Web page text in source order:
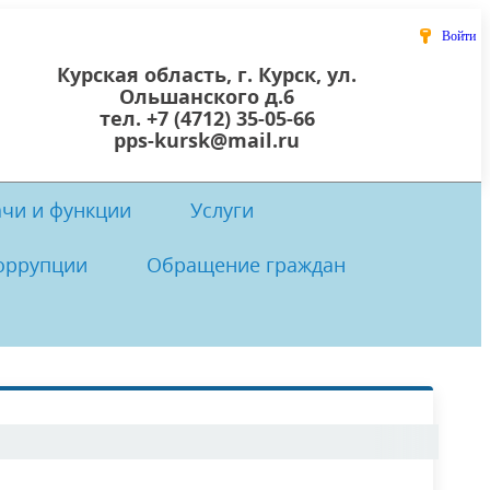
Войти
Курская область, г. Курск, ул.
Ольшанского д.6
тел. +7 (4712) 35-05-66
pps-kursk@mail.ru
и функции Услуги
Обращение граждан